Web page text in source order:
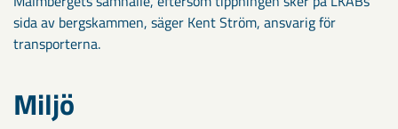
sida av bergskammen, säger Kent Ström, ansvarig för
transporterna.
Miljö